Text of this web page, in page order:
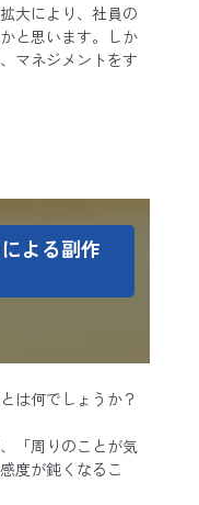
大により、社員の
と思います。しか
マネジメントをす
よる副作
は何でしょうか？
「周りのことが気
度が鈍くなるこ